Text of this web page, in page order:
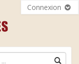
Connexion